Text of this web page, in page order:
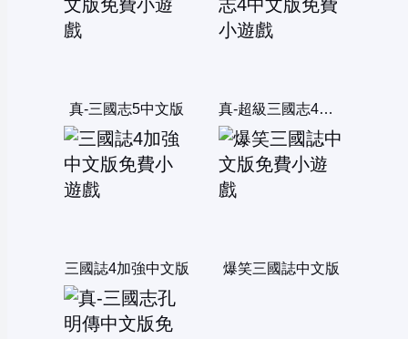
真-三國志5中文版 真-超級三國志4中文版
三國誌4加強中文版 爆笑三國誌中文版